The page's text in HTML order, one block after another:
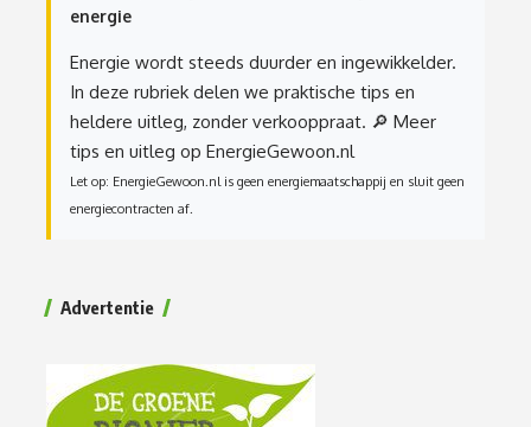
energie
Energie wordt steeds duurder en ingewikkelder.
In deze rubriek delen we praktische tips en
heldere uitleg, zonder verkooppraat. 🔎 Meer
tips en uitleg op EnergieGewoon.nl
Let op: EnergieGewoon.nl is geen energiemaatschappij en sluit geen
energiecontracten af.
Advertentie